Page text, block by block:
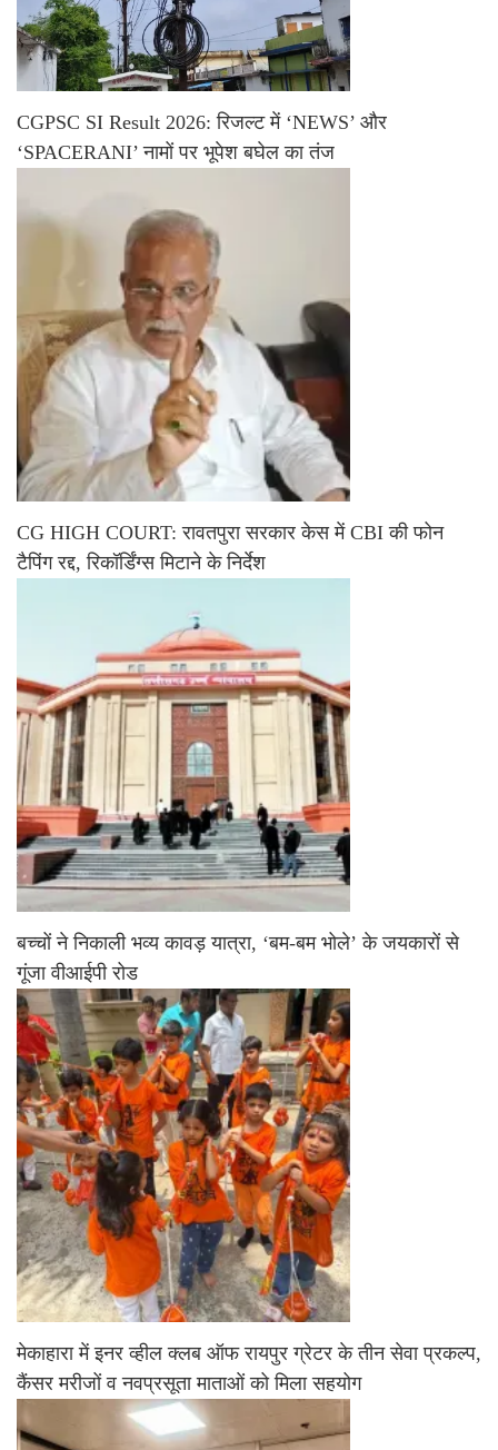
CGPSC SI Result 2026: रिजल्ट में ‘NEWS’ और
‘SPACERANI’ नामों पर भूपेश बघेल का तंज
CG HIGH COURT: रावतपुरा सरकार केस में CBI की फोन
टैपिंग रद्द, रिकॉर्डिंग्स मिटाने के निर्देश
बच्चों ने निकाली भव्य कावड़ यात्रा, ‘बम-बम भोले’ के जयकारों से
गूंजा वीआईपी रोड
मेकाहारा में इनर व्हील क्लब ऑफ रायपुर ग्रेटर के तीन सेवा प्रकल्प,
कैंसर मरीजों व नवप्रसूता माताओं को मिला सहयोग